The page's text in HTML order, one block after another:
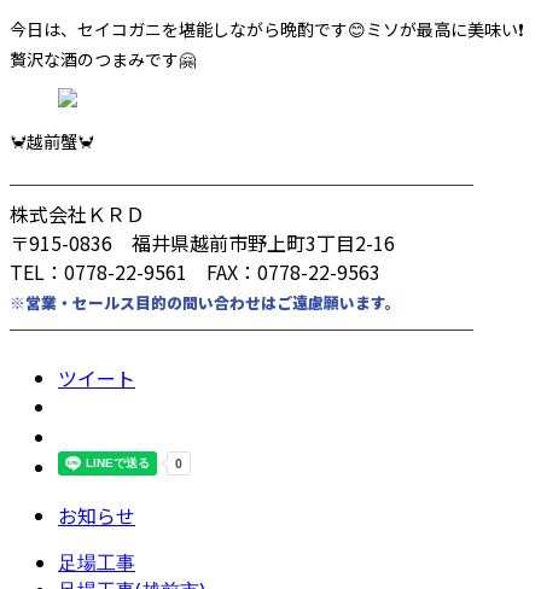
今日は、セイコガニを堪能しながら晩酌です😊ミソが最高に美味い❗️
贅沢な酒のつまみです🤗
🦀越前蟹🦀
────────────────────────
株式会社ＫＲＤ
〒915-0836 福井県越前市野上町3丁目2-16
TEL：0778-22-9561 FAX：0778-22-9563
※営業・セールス目的の問い合わせはご遠慮願います。
────────────────────────
ツイート
お知らせ
足場工事